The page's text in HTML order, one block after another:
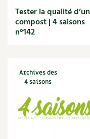
Orange
Origan
Ornement
Paillage
Paille
Papier
Parasite
Tester la qualité d’un
compost | 4 saisons
n°142
Archives des
4 saisons